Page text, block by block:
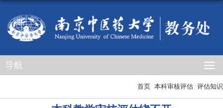
导航
首页 本科审核评估 评估知识